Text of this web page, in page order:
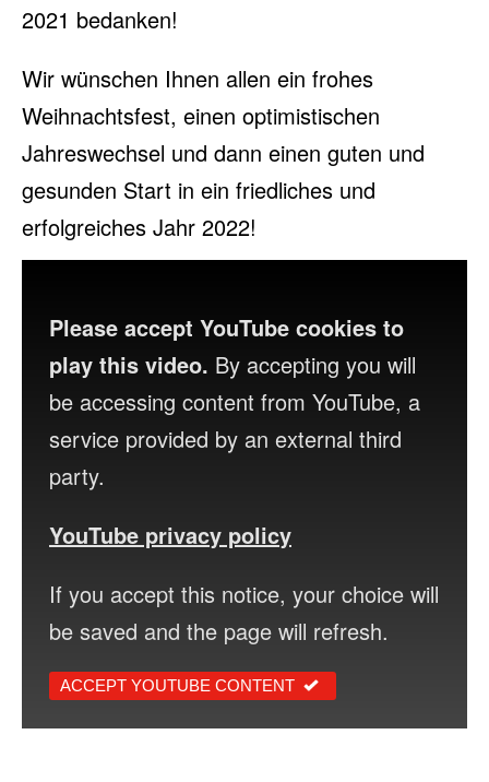
2021 bedanken!
Wir wünschen Ihnen allen ein frohes
Weihnachtsfest, einen optimistischen
Jahreswechsel und dann einen guten und
gesunden Start in ein friedliches und
erfolgreiches Jahr 2022!
Please accept YouTube cookies to
play this video. By accepting you will
be accessing content from YouTube, a
service provided by an external third
party.
YouTube privacy policy
If you accept this notice, your choice will
be saved and the page will refresh.
ACCEPT YOUTUBE CONTENT